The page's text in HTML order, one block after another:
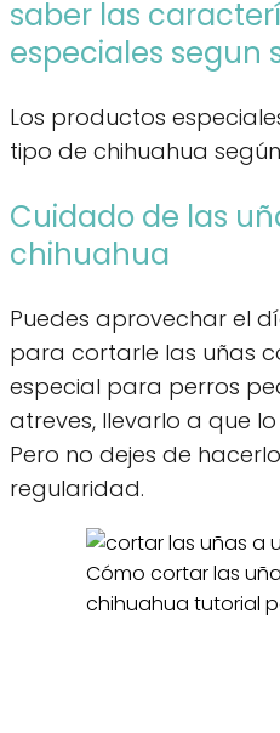
saber las
especiales segun
Los productos
tipo de chihuahua
Cuidado de las
chihuahua
Puedes aprovechar el
para cortarle las uñas
especial para perros
atreves, llevarlo a que
Pero no dejes de
regularidad.
Cómo cortar las
chihuahua tutorial